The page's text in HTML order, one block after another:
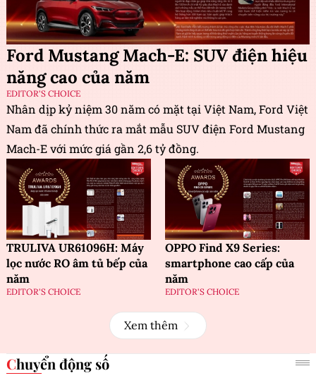
Ford Mustang Mach-E: SUV điện hiệu
năng cao của năm
EDITOR'S CHOICE
Nhân dịp kỷ niệm 30 năm có mặt tại Việt Nam, Ford Việt
Nam đã chính thức ra mắt mẫu SUV điện Ford Mustang
Mach-E với mức giá gần 2,6 tỷ đồng.
TRULIVA UR61096H: Máy
lọc nước RO âm tủ bếp của
năm
EDITOR'S CHOICE
OPPO Find X9 Series:
smartphone cao cấp của
năm
EDITOR'S CHOICE
Xem thêm
Chuyển động số